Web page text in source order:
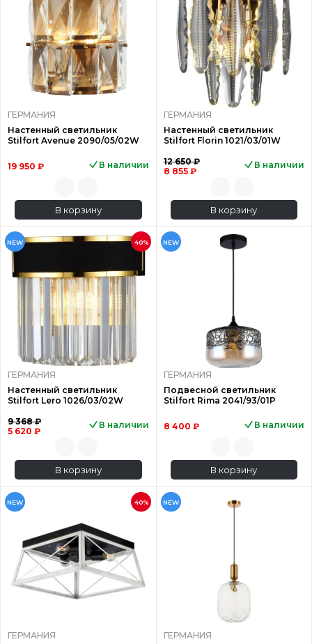
ГЕРМАНИЯ
Настенный светильник
Stilfort Avenue 2090/05/02W
19 950 ₽ В наличии
В корзину
ГЕРМАНИЯ
Настенный светильник
Stilfort Florin 1021/03/01W
12 650 ₽
8 855 ₽
В наличии
В корзину
NEW 40%
ГЕРМАНИЯ
Настенный светильник
Stilfort Lero 1026/03/02W
9 368 ₽
5 620 ₽
В наличии
В корзину
NEW
ГЕРМАНИЯ
Подвесной светильник
Stilfort Rima 2041/93/01P
8 400 ₽ В наличии
В корзину
NEW 40%
ГЕРМАНИЯ
NEW
ГЕРМАНИЯ